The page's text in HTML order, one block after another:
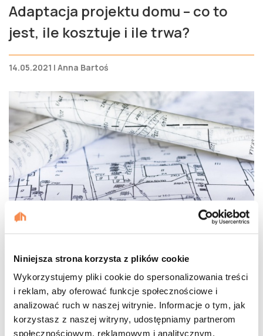
Niniejsza strona korzysta z plików cookie
Wykorzystujemy pliki cookie do spersonalizowania treści
i reklam, aby oferować funkcje społecznościowe i
analizować ruch w naszej witrynie. Informacje o tym, jak
korzystasz z naszej witryny, udostępniamy partnerom
społecznościowym, reklamowym i analitycznym.
Adaptacja projektu domu – co to
jest, ile kosztuje i ile trwa?
14.05.2021 | Anna Bartoś
Mapa sytuacyjno-wysokościowa do
celów projektowych
14.05.2021 | Anna Adamczak–Bugno